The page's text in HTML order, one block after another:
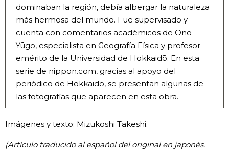
dominaban la región, debía albergar la naturaleza
más hermosa del mundo. Fue supervisado y
cuenta con comentarios académicos de Ono
Yūgo, especialista en Geografía Física y profesor
emérito de la Universidad de Hokkaidō. En esta
serie de nippon.com, gracias al apoyo del
periódico de Hokkaidō, se presentan algunas de
las fotografías que aparecen en esta obra.
Imágenes y texto: Mizukoshi Takeshi.
(Artículo traducido al español del original en japonés.